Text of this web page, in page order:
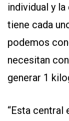
individual y
tiene cada
podemos
necesitan
generar 1
“Esta central